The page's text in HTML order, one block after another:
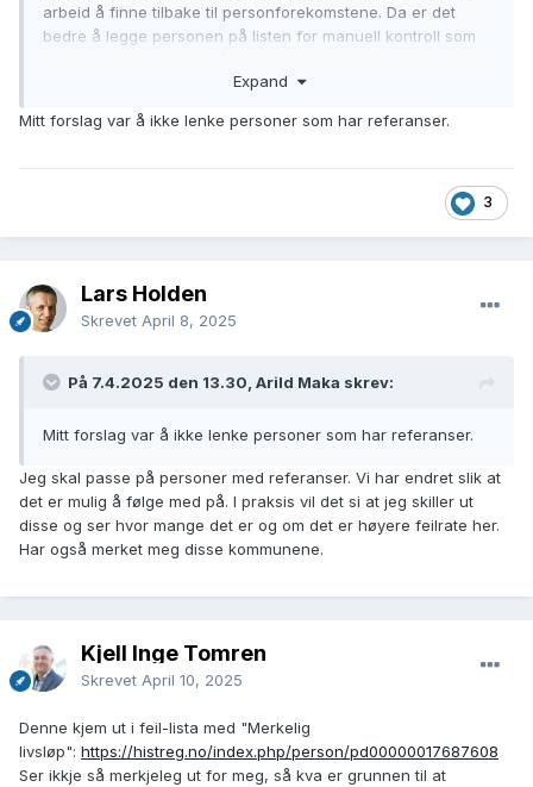
arbeid å finne tilbake til personforekomstene. Da er det
bedre å legge personen på listen for manuell kontroll som
fleste foretrekker å rette mulige feil under "Min kommune"
er oppdater.
som oftest går dette raskt å splitte opp. Det er mulig å holde
seg unna eller være ekstra forsiktig med kommuner som er
kommuner som allerede er godt lenket.
Expand
Mitt forslag var å ikke lenke personer som har referanser.
3
Lars Holden
Skrevet April 8, 2025
På 7.4.2025 den 13.30, Arild Maka skrev:
Mitt forslag var å ikke lenke personer som har referanser.
Jeg skal passe på personer med referanser. Vi har endret slik at
det er mulig å følge med på. I praksis vil det si at jeg skiller ut
disse og ser hvor mange det er og om det er høyere feilrate her.
Har også merket meg disse kommunene.
Kjell Inge Tomren
Skrevet April 10, 2025
Denne kjem ut i feil-lista med "Merkelig
livsløp": https://histreg.no/index.php/person/pd00000017687608
Ser ikkje så merkjeleg ut for meg, så kva er grunnen til at